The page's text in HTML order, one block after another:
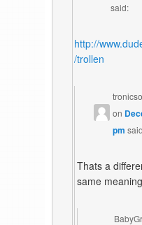
said:
http://
/trollen
on
pm
Thats a
same meaning